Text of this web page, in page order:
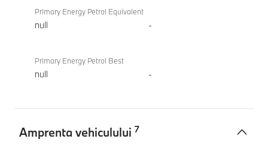
Primary Energy Petrol Equivalent
null -
Primary Energy Petrol Best
null -
Amprenta vehiculului 7